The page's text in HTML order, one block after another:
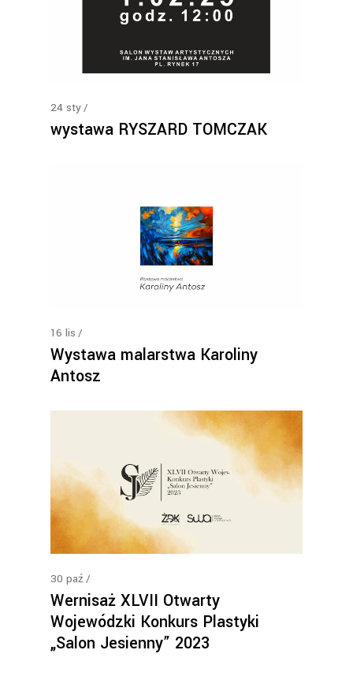
24 sty
wystawa RYSZARD TOMCZAK
16 lis
Wystawa malarstwa Karoliny
Antosz
30 paź
Wernisaż XLVII Otwarty
Wojewódzki Konkurs Plastyki
„Salon Jesienny” 2023